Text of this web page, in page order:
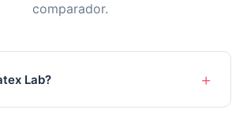
comparador.
Lab?